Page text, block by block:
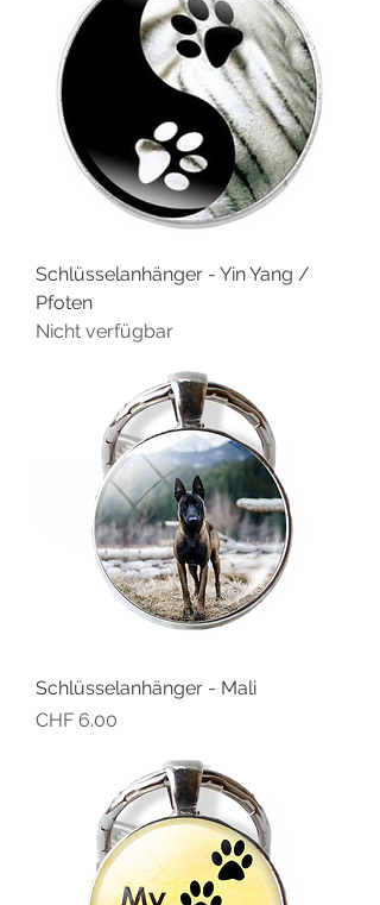
Schlüsselanhänger - Yin Yang /
Pfoten
Nicht verfügbar
Schlüsselanhänger - Mali
Preis
CHF 6.00